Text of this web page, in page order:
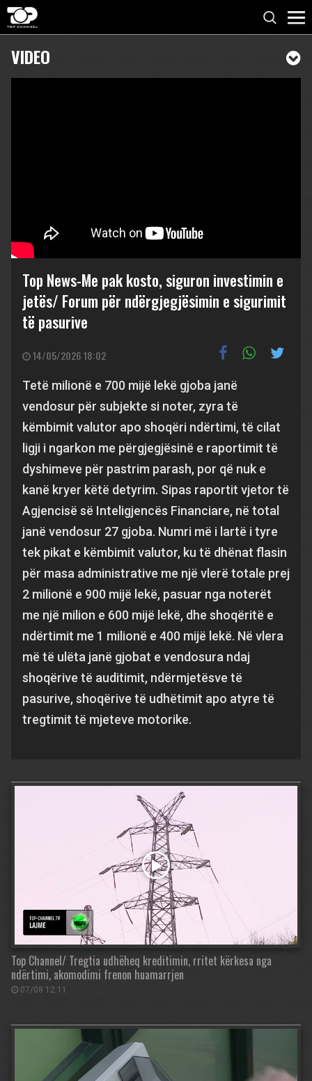
VIDEO
Top News-Me pak kosto, siguron investimin e
jetës/ Forum për ndërgjegjësimin e sigurimit
të pasurive
14/05/2026 18:02
Tetë milionë e 700 mijë lekë gjoba janë
vendosur për subjekte si noter, zyra të
këmbimit valutor apo shoqëri ndërtimi, të cilat
ligji i ngarkon me përgjegjësinë e raportimit të
dyshimeve për pastrim parash, por që nuk e
kanë kryer këtë detyrim. Sipas raportit vjetor të
Agjencisë së Inteligjencës Financiare, në total
janë vendosur 27 gjoba. Numri më i lartë i tyre
tek pikat e këmbimit valutor, ku të dhënat flasin
për masa administrative me një vlerë totale prej
2 milionë e 900 mijë lekë, pasuar nga noterët
me një milion e 600 mijë lekë, dhe shoqëritë e
ndërtimit me 1 milionë e 400 mijë lekë. Në vlera
më të ulëta janë gjobat e vendosura ndaj
shoqërive të auditimit, ndërmjetësve të
pasurive, shoqërive të udhëtimit apo atyre të
tregtimit të mjeteve motorike.
Top Channel/ Tregtia udhëheq kreditimin, rritet kërkesa nga
ndërtimi, akomodimi frenon huamarrjen
07/08 12:11